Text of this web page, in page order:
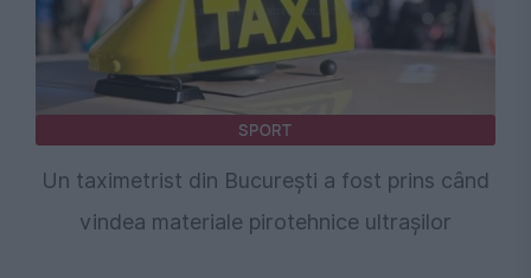
SPORT
Un taximetrist din București a fost prins când
vindea materiale pirotehnice ultrașilor